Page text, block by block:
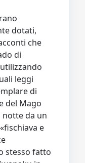
dotati,
che
di
leggi
di
del Mago
notte da un
e
stesso fatto